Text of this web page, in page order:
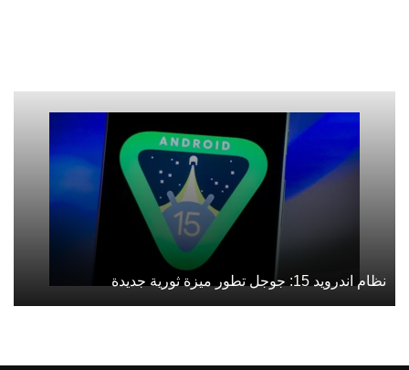
نظام اندرويد 15: جوجل تطور ميزة ثورية جديدة